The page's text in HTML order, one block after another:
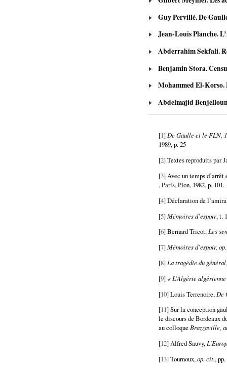
Guy Pervillé. De
Jean-Louis Planche.
Abderrahim Sekfali.
Benjamin Stora.
Mohammed El-Korso.
Abdelmajid
[1]De Gaulle et le FLN,
1989, p. 25
[2] Textes reproduits par
[3] Avec un temps
, Paris, Plon, 1982, p. 101.
[4] Déclaration de
[5]Mémoires d’espoir, t.
[6] Bernard Tricot,Les
[7]Mémoires d’espoir,
[8]La tragédie du général
[9] « L’Algérie
[10] Louis Terrenoire, De
[11] Sur la conception
le discours de Bordeaux
au colloqueBrazzaville,
[12] Alfred Sauvy,
[13] Tournoux,op. cit.,